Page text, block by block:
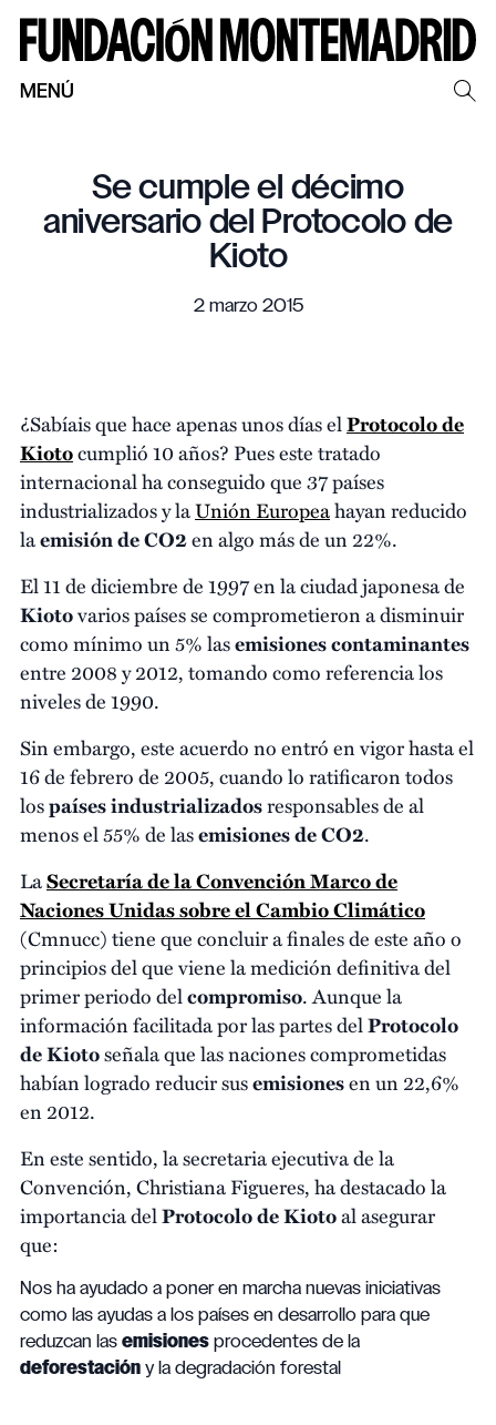
MENÚ
Se cumple el décimo
aniversario del Protocolo de
Kioto
2 marzo 2015
¿Sabíais que hace apenas unos días elProtocolo de
Kiotocumplió 10 años? Pues este tratado
internacional ha conseguido que 37 países
industrializados y laUnión Europeahayan reducido
laemisión de CO2en algo más de un 22%.
El 11 de diciembre de 1997 en la ciudad japonesa de
Kiotovarios países se comprometieron a disminuir
como mínimo un 5% lasemisiones contaminantes
entre 2008 y 2012, tomando como referencia los
niveles de 1990.
Sin embargo, este acuerdo no entró en vigor hasta el
16 de febrero de 2005, cuando lo ratificaron todos
lospaíses industrializadosresponsables de al
menos el 55% de lasemisiones de CO2.
LaSecretaría de la Convención Marco de
Naciones Unidas sobre el Cambio Climático
(Cmnucc) tiene que concluir a finales de este año o
principios del que viene la medición definitiva del
primer periodo delcompromiso. Aunque la
información facilitada por las partes delProtocolo
de Kiotoseñala que las naciones comprometidas
habían logrado reducir susemisionesen un 22,6%
en 2012.
En este sentido, la secretaria ejecutiva de la
Convención, Christiana Figueres, ha destacado la
importancia delProtocolo de Kiotoal asegurar
que:
Nos ha ayudado a poner en marcha nuevas iniciativas
como las ayudas a los países en desarrollo para que
reduzcan las emisiones procedentes de la
deforestación y la degradación forestal